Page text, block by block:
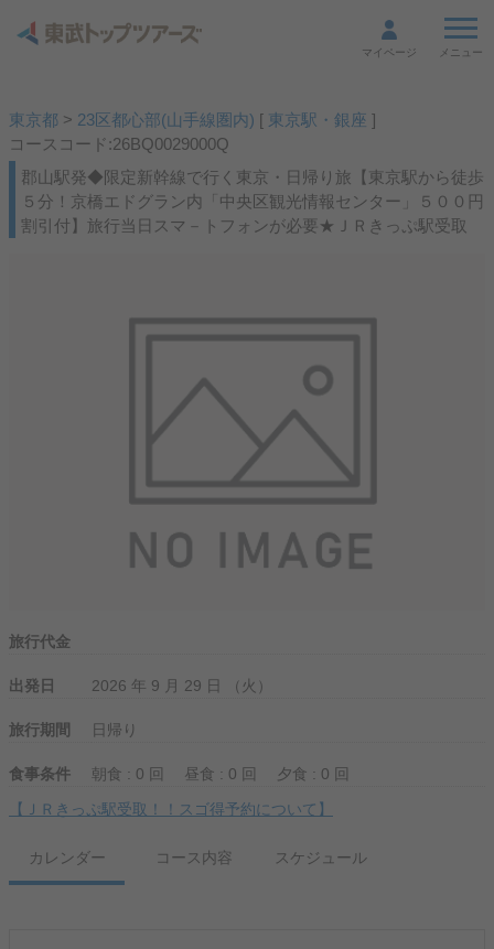
マイページ メニュー
東京都 > 23区都心部(山手線圏内) [ 東京駅・銀座 ]
コースコード:26BQ0029000Q
郡山駅発◆限定新幹線で行く東京・日帰り旅【東京駅から徒歩
５分！京橋エドグラン内「中央区観光情報センター」５００円
割引付】旅行当日スマ－トフォンが必要★ＪＲきっぷ駅受取
旅行代金
出発日 2026 年 9 月 29 日 （火）
旅行期間 日帰り
食事条件 朝食 : 0 回 昼食 : 0 回
夕食 : 0 回
【ＪＲきっぷ駅受取！！スゴ得予約について】
カレンダー コース内容 スケジュール